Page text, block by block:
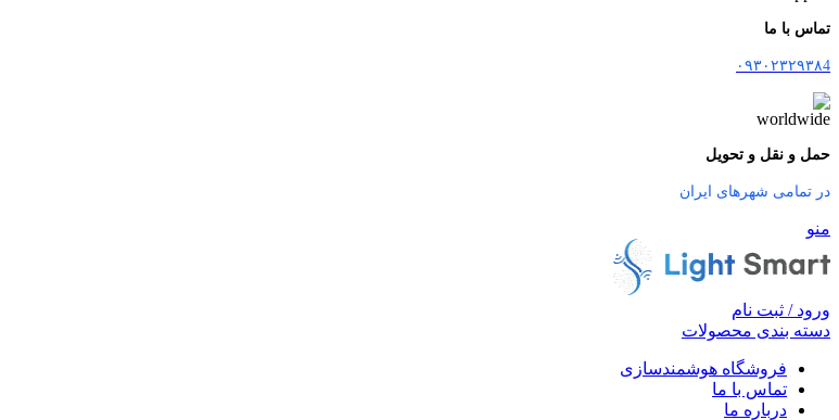
تماس با ما
۰۹۳۰۲۳۲۹۳۸4
حمل و نقل و تحویل
در تمامی شهرهای ایران
منو
ورود / ثبت نام
دسته بندی محصولات
فروشگاه هوشمندسازی
تماس با ما
درباره ما